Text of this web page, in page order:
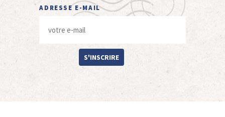
ADRESSE E-MAIL
S'INSCRIRE